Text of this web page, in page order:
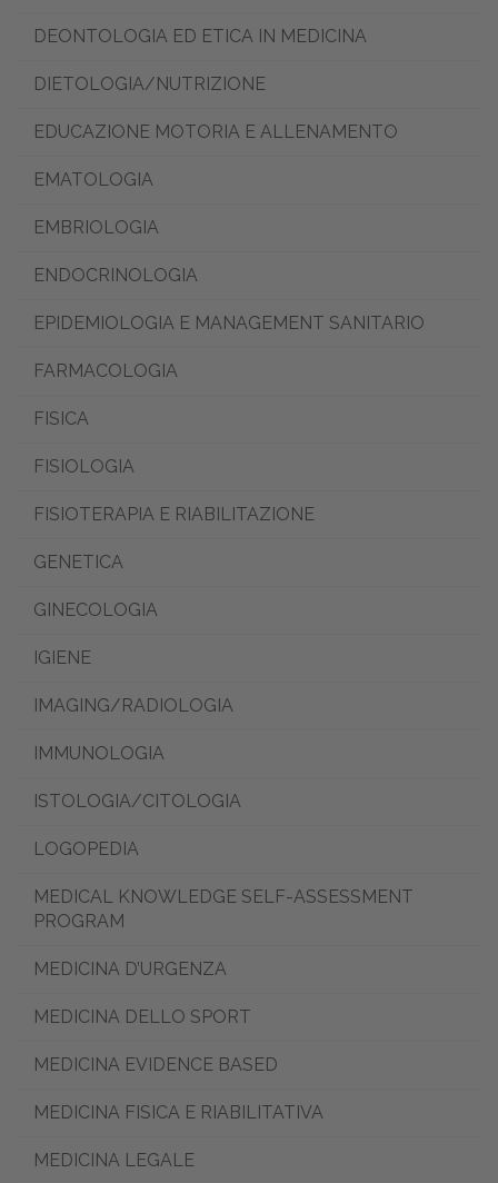
DEONTOLOGIA ED ETICA IN MEDICINA
DIETOLOGIA/NUTRIZIONE
EDUCAZIONE MOTORIA E ALLENAMENTO
EMATOLOGIA
EMBRIOLOGIA
ENDOCRINOLOGIA
EPIDEMIOLOGIA E MANAGEMENT SANITARIO
FARMACOLOGIA
FISICA
FISIOLOGIA
FISIOTERAPIA E RIABILITAZIONE
GENETICA
GINECOLOGIA
IGIENE
IMAGING/RADIOLOGIA
IMMUNOLOGIA
ISTOLOGIA/CITOLOGIA
LOGOPEDIA
MEDICAL KNOWLEDGE SELF-ASSESSMENT
PROGRAM
MEDICINA D’URGENZA
MEDICINA DELLO SPORT
MEDICINA EVIDENCE BASED
MEDICINA FISICA E RIABILITATIVA
MEDICINA LEGALE